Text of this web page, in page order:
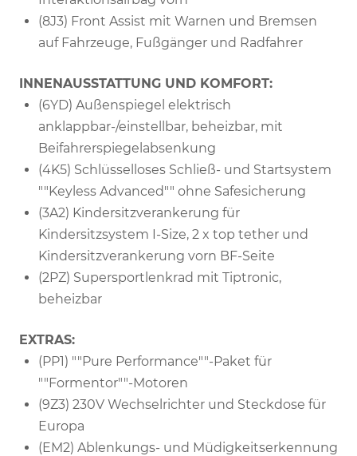
(8J3) Front Assist mit Warnen und Bremsen
auf Fahrzeuge, Fußgänger und Radfahrer
INNENAUSSTATTUNG UND KOMFORT:
(6YD) Außenspiegel elektrisch
anklappbar-/einstellbar, beheizbar, mit
Beifahrerspiegelabsenkung
(4K5) Schlüsselloses Schließ- und Startsystem
""Keyless Advanced"" ohne Safesicherung
(3A2) Kindersitzverankerung für
Kindersitzsystem I-Size, 2 x top tether und
Kindersitzverankerung vorn BF-Seite
(2PZ) Supersportlenkrad mit Tiptronic,
beheizbar
EXTRAS:
(PP1) ""Pure Performance""-Paket für
""Formentor""-Motoren
(9Z3) 230V Wechselrichter und Steckdose für
Europa
(EM2) Ablenkungs- und Müdigkeitserkennung